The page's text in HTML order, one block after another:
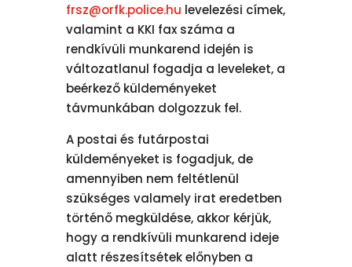
frsz@orfk.police.hu levelezési címek,
valamint a KKI fax száma a
rendkívüli munkarend idején is
változatlanul fogadja a leveleket, a
beérkező küldeményeket
távmunkában dolgozzuk fel.
A postai és futárpostai
küldeményeket is fogadjuk, de
amennyiben nem feltétlenül
szükséges valamely irat eredetben
történő megküldése, akkor kérjük,
hogy a rendkívüli munkarend ideje
alatt részesítsétek előnyben a